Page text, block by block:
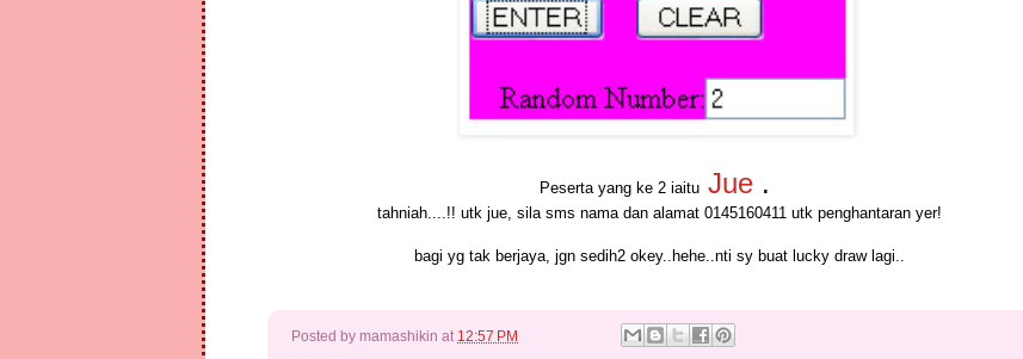
Peserta yang ke 2 iaitu Jue .
tahniah....!! utk jue, sila sms nama dan alamat 0145160411 utk penghantaran yer!
bagi yg tak berjaya, jgn sedih2 okey..hehe..nti sy buat lucky draw lagi..
Posted by mamashikin at 12:57 PM